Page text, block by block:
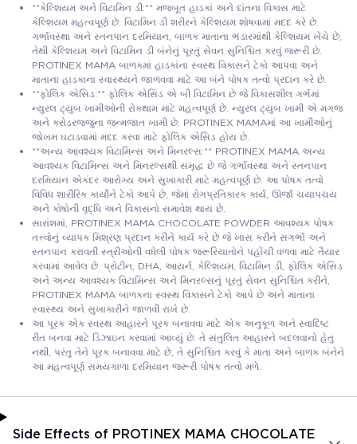
**કેલ્શિયમ અને વિટામિન ડી:** મજબૂત હાડકાં અને દાંતના વિકાસ માટે
કેલ્શિયમ મહત્વપૂર્ણ છે. વિટામિન ડી શરીરને કેલ્શિયમ શોષવામાં મદદ કરે છે.
ગર્ભાવસ્થા અને સ્તનપાન દરમિયાન, બાળક માતાના ભંડારમાંથી કેલ્શિયમ ખેંચે છે,
તેથી કેલ્શિયમ અને વિટામિન ડી બંનેનું પૂરતું સેવન સુનિશ્ચિત કરવું જરૂરી છે.
PROTINEX MAMA બાળકમાં હાડકાંના સ્વસ્થ વિકાસને ટેકો આપવા અને
માતાના હાડકાના સ્વાસ્થ્યને જાળવવા માટે આ બંને પોષક તત્વો પ્રદાન કરે છે.
**ફોલિક એસિડ:** ફોલિક એસિડ એ બી વિટામિન છે જે વિકાસશીલ ગર્ભમાં
ન્યુરલ ટ્યુબ ખામીઓની રોકથામ માટે મહત્વપૂર્ણ છે. ન્યુરલ ટ્યુબ ખામી એ મગજ
અને કરોડરજ્જુના જન્મજાત ખામી છે. PROTINEX MAMAમાં આ ખામીઓનું
જોખમ ઘટાડવામાં મદદ કરવા માટે ફોલિક એસિડ હોય છે.
**અન્ય આવશ્યક વિટામિન્સ અને મિનરલ્સ:** PROTINEX MAMA અન્ય
આવશ્યક વિટામિન્સ અને મિનરલ્સથી સમૃદ્ધ છે જે ગર્ભાવસ્થા અને સ્તનપાન
દરમિયાન એકંદર આરોગ્ય અને સુખાકારી માટે મહત્વપૂર્ણ છે. આ પોષક તત્વો
વિવિધ શારીરિક કાર્યોને ટેકો આપે છે, જેમાં રોગપ્રતિકારક કાર્ય, ઊર્જા ચયાપચય
અને કોષોની વૃદ્ધિ અને વિકાસનો સમાવેશ થાય છે.
સારાંશમાં, PROTINEX MAMA CHOCOLATE POWDER આવશ્યક પોષક
તત્ત્વોનું વ્યાપક મિશ્રણ પ્રદાન કરીને કાર્ય કરે છે જે ખાસ કરીને સગર્ભા અને
સ્તનપાન કરાવતી સ્ત્રીઓની વધેલી પોષક જરૂરિયાતોને પહોંચી વળવા માટે તૈયાર
કરવામાં આવેલ છે. પ્રોટીન, DHA, આયર્ન, કેલ્શિયમ, વિટામિન ડી, ફોલિક એસિડ
અને અન્ય આવશ્યક વિટામિન્સ અને મિનરલ્સનું પૂરતું સેવન સુનિશ્ચિત કરીને,
PROTINEX MAMA બાળકના સ્વસ્થ વિકાસને ટેકો આપે છે અને માતાના
સ્વાસ્થ્ય અને સુખાકારીને જાળવી રાખે છે.
આ પૂરક એક સ્વસ્થ આહારને પૂરક બનાવવા માટે એક અનુકૂળ અને સ્વાદિષ્ટ
રીત બનવા માટે ડિઝાઇન કરવામાં આવ્યું છે. તે સંતુલિત આહારને બદલવાનો હેતુ
નથી, પરંતુ તેને પૂરક બનાવવા માટે છે, તે સુનિશ્ચિત કરવું કે માતા અને બાળક બંનેને
આ મહત્વપૂર્ણ સમયગાળા દરમિયાન જરૂરી પોષક તત્વો મળે.
Side Effects of PROTINEX MAMA CHOCOLATE